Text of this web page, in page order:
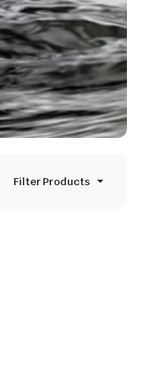
Filter Products